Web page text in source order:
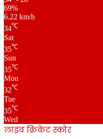
69%
6.22 km/h
34℃
Sat
35℃
Sun
35℃
Mon
32℃
Tue
35℃
Wed
लाइव क्रिकेट स्कोर